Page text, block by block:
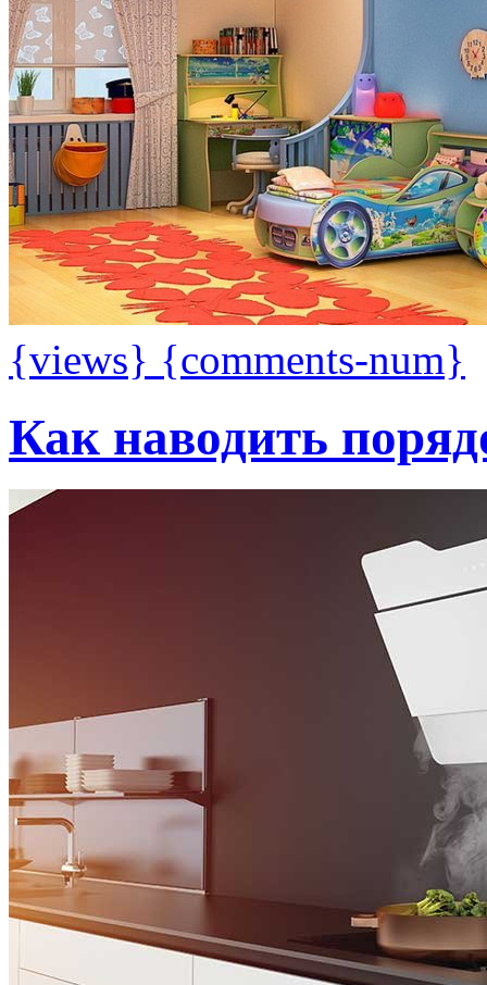
{views} {comments-num}
Как наводить